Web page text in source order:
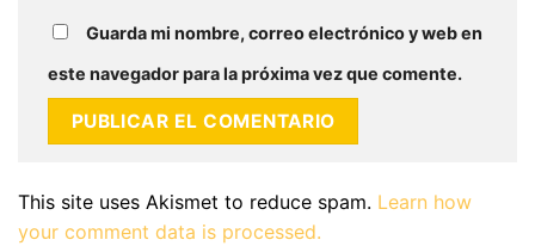
Guarda mi nombre, correo electrónico y web en
este navegador para la próxima vez que comente.
This site uses Akismet to reduce spam. Learn how
your comment data is processed.